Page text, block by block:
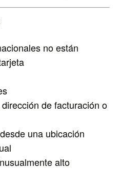
no están
de facturación o
una ubicación
alto